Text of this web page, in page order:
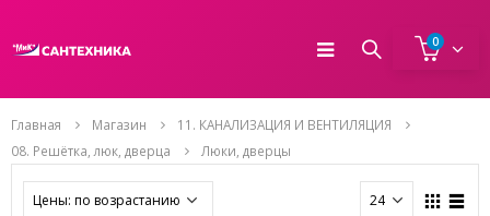
0
Главная Магазин
11. КАНАЛИЗАЦИЯ И ВЕНТИЛЯЦИЯ
08. Решётка, люк, дверца
Люки, дверцы